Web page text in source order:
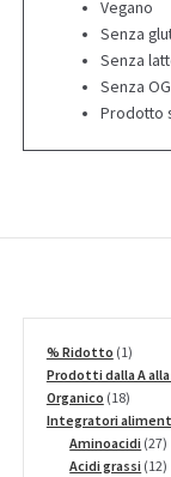
Vegano
Senza
Senza
Senza
Prodotto
% Ridotto 11
Prodotti dalla A alla
Organico 1818
prodotti
Integratori
Aminoacidi 2727
Acidi grassi 1212